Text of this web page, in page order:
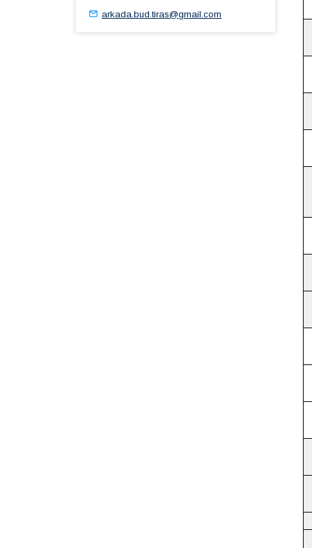
arkada.bud.tiras@gmail.com